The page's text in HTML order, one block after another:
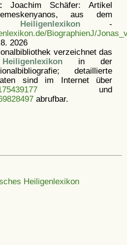
Joachim Schäfer: Artikel
aus dem
Heiligenlexikon -
BiographienJ/
2026
verzeichnet das
in der
detaillierte
sind im Internet über
und
abrufbar.
Heiligenlexikon